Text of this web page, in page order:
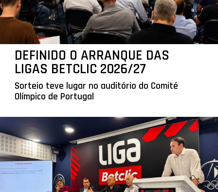
DEFINIDO O ARRANQUE DAS
LIGAS BETCLIC 2026/27
Sorteio teve lugar no auditório do Comité
Olímpico de Portugal